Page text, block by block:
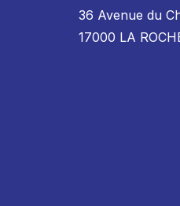
36 Avenue du
17000 LA